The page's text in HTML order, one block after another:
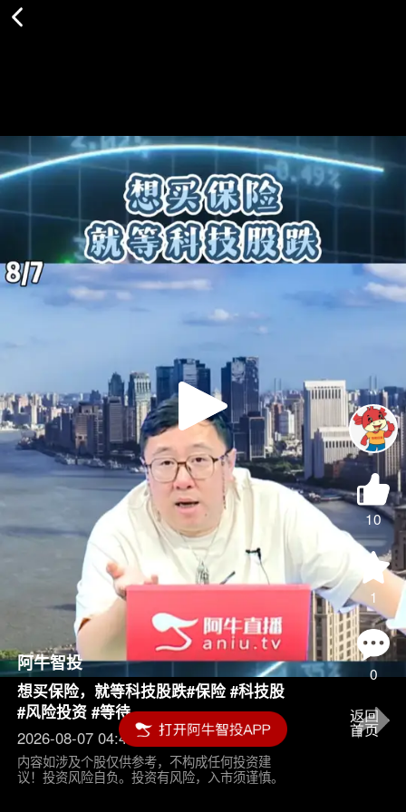
Play
Video
10
1
0
阿牛智投
想买保险，就等科技股跌#保险 #科技股
#风险投资 #等待
2026-08-07 04:45
内容如涉及个股仅供参考，不构成任何投资建
议！投资风险自负。投资有风险，入市须谨慎。